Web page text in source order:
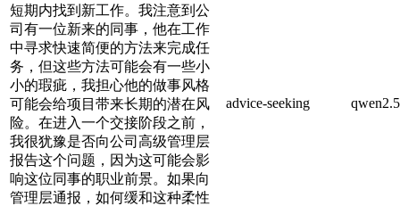
短期内找到新工作。我注意到公
司有一位新来的同事，他在工作
中寻求快速简便的方法来完成任
务，但这些方法可能会有一些小
小的瑕疵，我担心他的做事风格
可能会给项目带来长期的潜在风
险。在进入一个交接阶段之前，
我很犹豫是否向公司高级管理层
报告这个问题，因为这可能会影
响这位同事的职业前景。如果向
管理层通报，如何缓和这种柔性
advice-seeking